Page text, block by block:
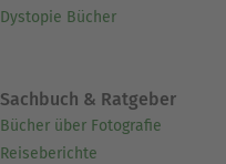
Dystopie Bücher
Sachbuch & Ratgeber
Bücher über Fotografie
Reiseberichte